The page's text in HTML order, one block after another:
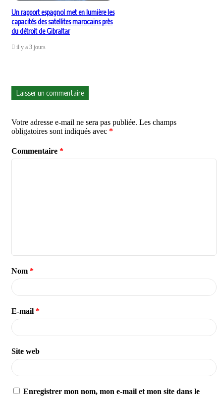
Un rapport espagnol met en lumière les
capacités des satellites marocains près
du détroit de Gibraltar
il y a 3 jours
Laisser un commentaire
Votre adresse e-mail ne sera pas publiée. Les champs
obligatoires sont indiqués avec *
Commentaire *
Nom *
E-mail *
Site web
Enregistrer mon nom, mon e-mail et mon site dans le